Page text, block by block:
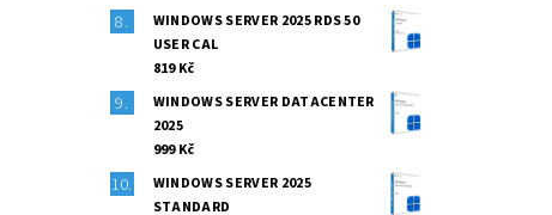
WINDOWS SERVER 2025 RDS 50
USER CAL
819 Kč
WINDOWS SERVER DATACENTER
2025
999 Kč
WINDOWS SERVER 2025
STANDARD